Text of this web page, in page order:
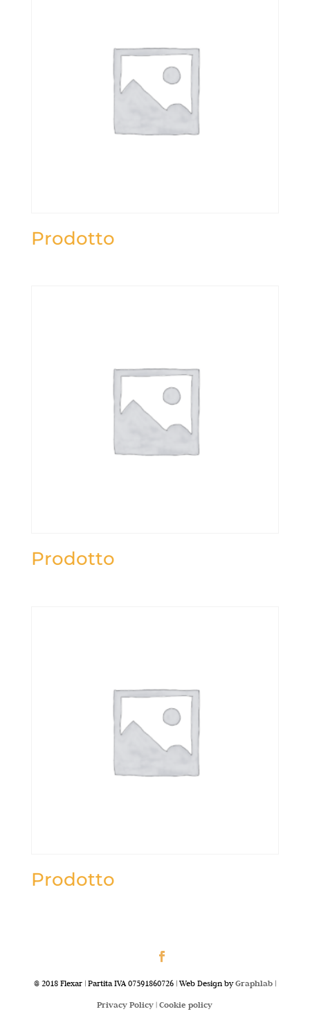
Prodotto
Prodotto
Prodotto
@ 2018 Flexar | Partita IVA 07591860726 | Web Design byGraphlab|
Privacy Policy |Cookie policy